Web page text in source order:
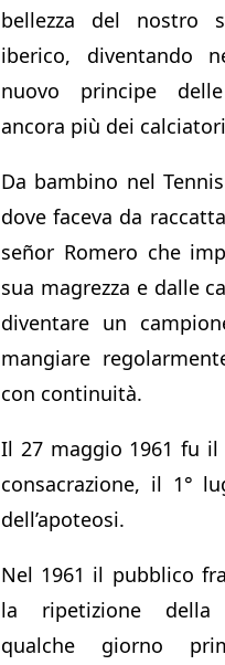
bellezza del nostro
iberico, diventando
nuovo principe
ancora più dei
Da bambino nel
dove faceva da
señor Romero che
sua magrezza e dalle
diventare un
mangiare
con continuità.
Il 27 maggio 1961 fu
consacrazione, il 1°
dell’apoteosi.
Nel 1961 il pubblico
la ripetizione della
qualche giorno